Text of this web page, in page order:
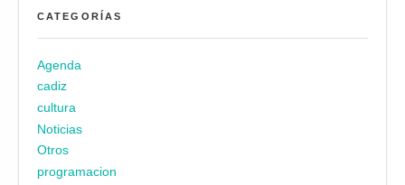
CATEGORÍAS
Agenda
cadiz
cultura
Noticias
Otros
programacion